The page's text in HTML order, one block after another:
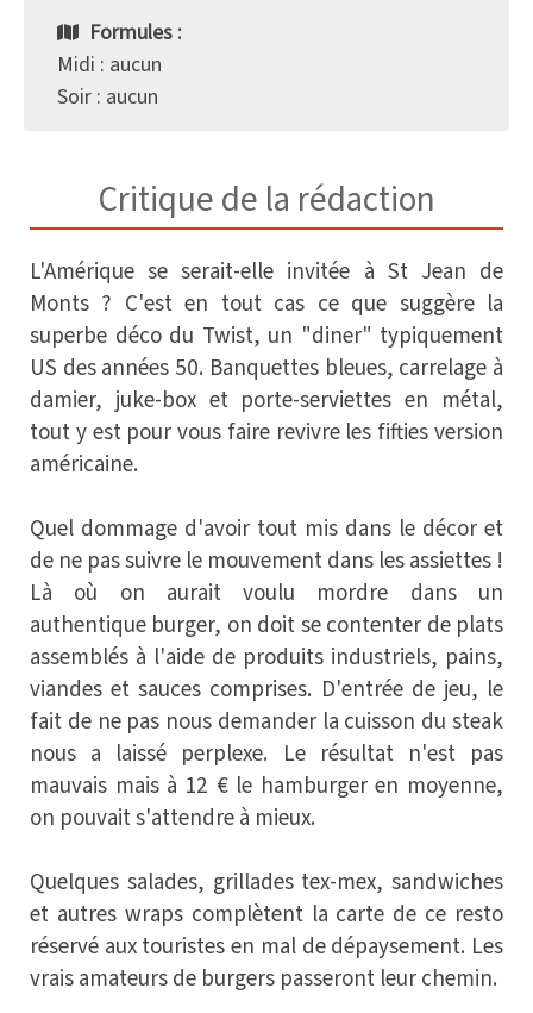
Formules :
Midi : aucun
Soir : aucun
Critique de la rédaction
L'Amérique se serait-elle invitée à St Jean de
Monts ? C'est en tout cas ce que suggère la
superbe déco du Twist, un "diner" typiquement
US des années 50. Banquettes bleues, carrelage à
damier, juke-box et porte-serviettes en métal,
tout y est pour vous faire revivre les fifties version
américaine.
Quel dommage d'avoir tout mis dans le décor et
de ne pas suivre le mouvement dans les assiettes !
Là où on aurait voulu mordre dans un
authentique burger, on doit se contenter de plats
assemblés à l'aide de produits industriels, pains,
viandes et sauces comprises. D'entrée de jeu, le
fait de ne pas nous demander la cuisson du steak
nous a laissé perplexe. Le résultat n'est pas
mauvais mais à 12 € le hamburger en moyenne,
on pouvait s'attendre à mieux.
Quelques salades, grillades tex-mex, sandwiches
et autres wraps complètent la carte de ce resto
réservé aux touristes en mal de dépaysement. Les
vrais amateurs de burgers passeront leur chemin.